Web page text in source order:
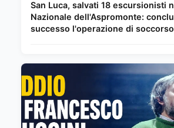
San Luca, salvati 18 escursionisti
Nazionale dell'Aspromonte:
successo l'operazione di soccorso